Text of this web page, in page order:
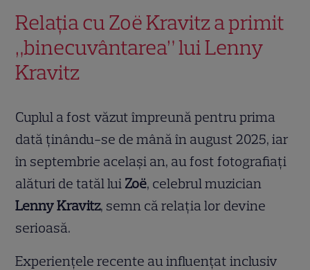
Relația cu Zoë Kravitz a primit
„binecuvântarea” lui Lenny
Kravitz
Cuplul a fost văzut împreună pentru prima
dată ținându-se de mână în august 2025, iar
în septembrie același an, au fost fotografiați
alături de tatăl lui Zoë, celebrul muzician
Lenny Kravitz, semn că relația lor devine
serioasă.
Experiențele recente au influențat inclusiv